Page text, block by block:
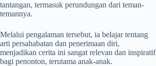
tantangan, termasuk perundungan dari teman-
temannya.
Melalui pengalaman tersebut, ia belajar tentang
arti persahabatan dan penerimaan diri,
menjadikan cerita ini sangat relevan dan inspiratif
bagi penonton, terutama anak-anak.